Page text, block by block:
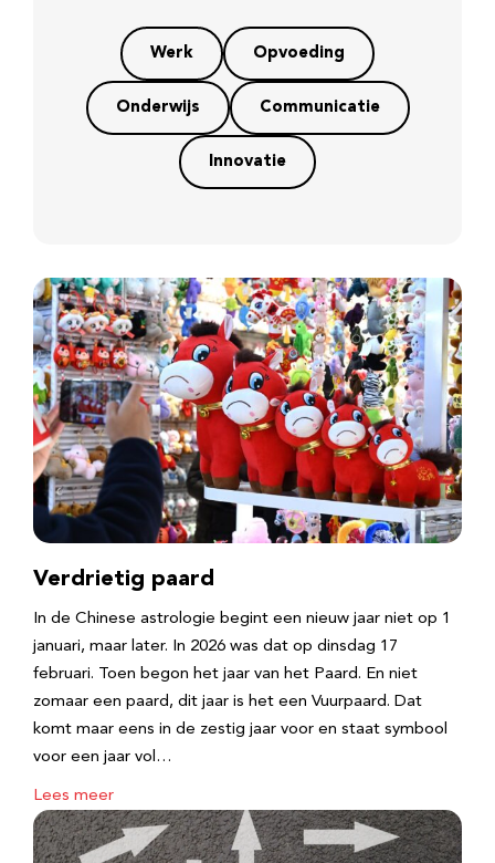
Werk Opvoeding
Onderwijs Communicatie
Innovatie
Verdrietig paard
In de Chinese astrologie begint een nieuw jaar niet op 1
januari, maar later. In 2026 was dat op dinsdag 17
februari. Toen begon het jaar van het Paard. En niet
zomaar een paard, dit jaar is het een Vuurpaard. Dat
komt maar eens in de zestig jaar voor en staat symbool
voor een jaar vol…
Lees meer